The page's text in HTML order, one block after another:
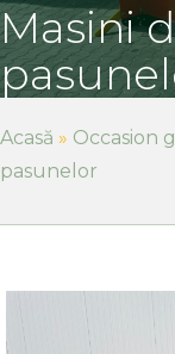
Masini
Acasă » Occasion
pasunelor